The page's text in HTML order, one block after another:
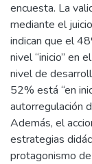
encuesta. La
mediante el
indican que el
nivel “inicio” en
nivel de
52% está “en
autorregulación
Además, el
estrategias
protagonismo